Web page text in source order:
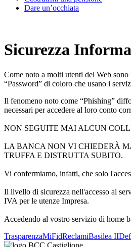
Dare un’occhiata
Sicurezza
Come noto a molti utenti del Web
“Password” di coloro che usano i
Il fenomeno noto come “Phishing”
necessari per accedere al loro conto
NON SEGUITE MAI ALCUN
LA BANCA NON VI CHIEDERÀ
TRUFFA E DISTRUTTA SUBITO.
Vi confermiamo, infatti, che solo
Il livello di sicurezza nell'accesso al
IVA per le utenze Impresa.
Accedendo al vostro servizio di home
TrasparenzaMiFidReclamiBasilea II